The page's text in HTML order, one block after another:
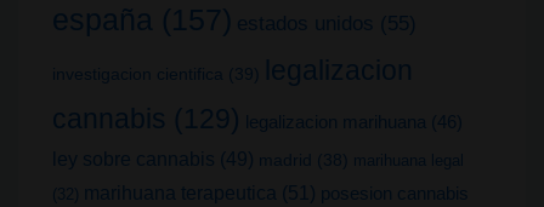
españa (157) estados unidos (55)
investigacion cientifica (39)
legalizacion
cannabis (129) legalizacion marihuana (46)
ley sobre cannabis (49) madrid (38)
marihuana legal
(32)
marihuana terapeutica (51) posesion cannabis